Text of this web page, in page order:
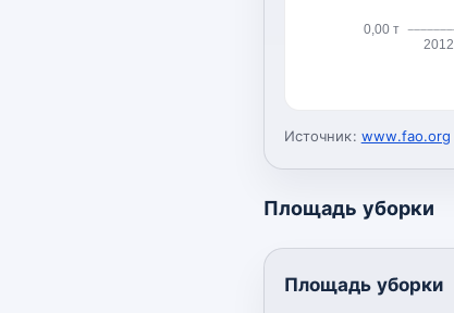
0,00 т
2012
Источник: www.fao.org
Площадь уборки
Площадь уборки